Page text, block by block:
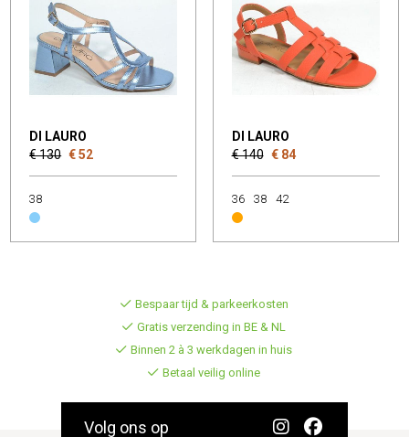
DI LAURO
€ 130 € 52
38
DI LAURO
€ 140 € 84
36 38 42
Bespaar tijd & parkeerkosten
Gratis verzending in BE & NL
Binnen 2 à 3 werkdagen in huis
Betaal veilig online
Volg ons op